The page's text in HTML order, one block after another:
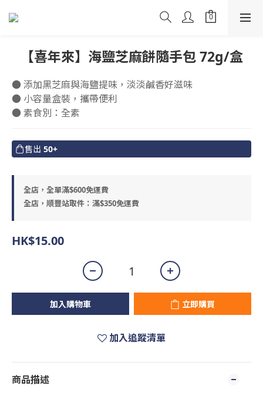
【喜年來】海鹽芝麻餅隨手包 72g/盒
● 添加黑芝麻與海鹽提味，淡淡鹹香好滋味
● 小容量盒裝，攜帶便利
● 素食別：全素
售出 50+
全店，全單滿$600免運費
全店，順豐站取件：滿$350免運費
HK$15.00
加入購物車 立即購買
加入追蹤清單
商品描述